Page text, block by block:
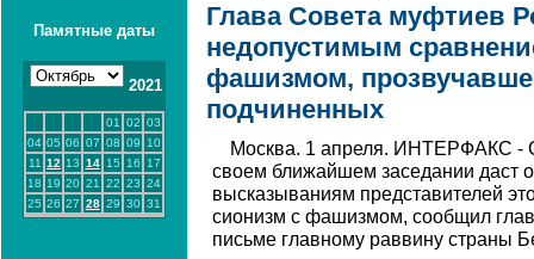
Памятные даты
2021
01 02 03
04 05 06 07 08 09
10
11 12 13 14 15 16
17
18 19 20 21 22 23 24
25 26 27 28 29 30 31
Глава Совета муфтиев
недопустимым
фашизмом,
подчиненных
Москва. 1 апреля. ИНТЕРФАКС -
своем ближайшем заседании даст
высказываниям представителей
сионизм с фашизмом, сообщил
письме главному раввину страны